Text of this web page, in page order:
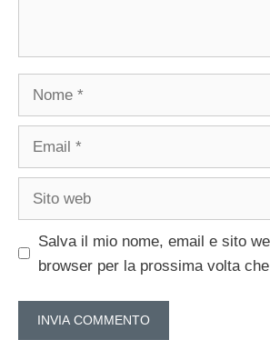
Salva il mio nome, email e sito
browser per la prossima volta